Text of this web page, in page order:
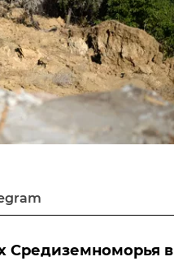
Средиземноморья в